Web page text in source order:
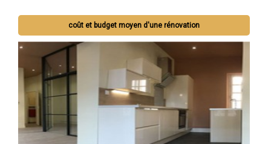
coût et budget moyen d'une rénovation